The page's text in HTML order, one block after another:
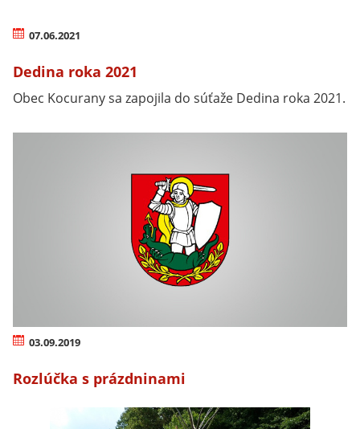
07.06.2021
Dedina roka 2021
Obec Kocurany sa zapojila do súťaže Dedina roka 2021.
03.09.2019
Rozlúčka s prázdninami